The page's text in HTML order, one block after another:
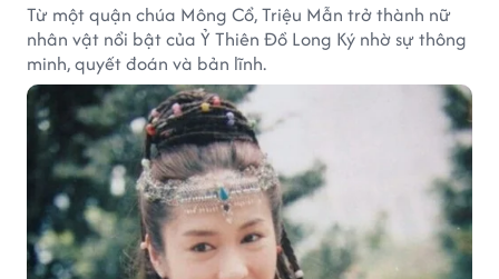
Từ một quận chúa Mông Cổ, Triệu Mẫn trở thành nữ
nhân vật nổi bật của Ỷ Thiên Đồ Long Ký nhờ sự thông
minh, quyết đoán và bản lĩnh.